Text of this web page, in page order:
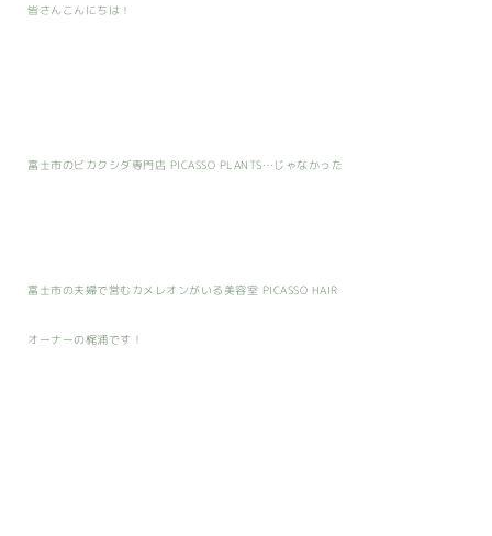
皆さんこんにちは！
富士市のビカクシダ専門店 PICASSO PLANTS…じゃなかった
富士市の夫婦で営むカメレオンがいる美容室 PICASSO HAIR
オーナーの梶浦です！